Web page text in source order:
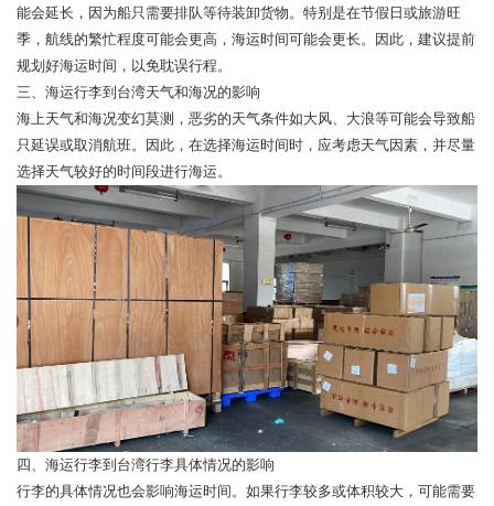
能会延长，因为船只需要排队等待装卸货物。特别是在节假日或旅游旺
季，航线的繁忙程度可能会更高，海运时间可能会更长。因此，建议提前
规划好海运时间，以免耽误行程。
三、海运行李到台湾天气和海况的影响
海上天气和海况变幻莫测，恶劣的天气条件如大风、大浪等可能会导致船
只延误或取消航班。因此，在选择海运时间时，应考虑天气因素，并尽量
选择天气较好的时间段进行海运。
四、海运行李到台湾行李具体情况的影响
行李的具体情况也会影响海运时间。如果行李较多或体积较大，可能需要